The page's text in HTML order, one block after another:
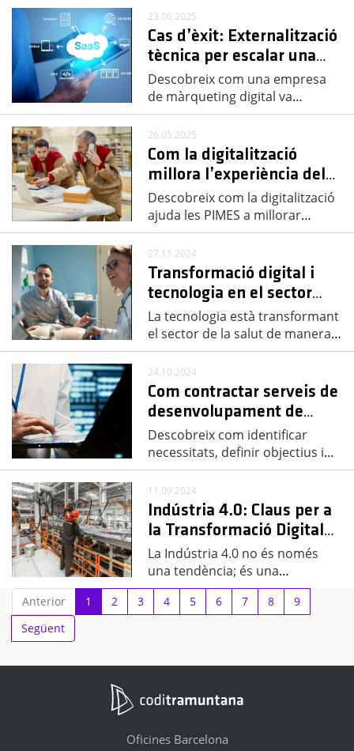
23.06.2025
Cas d’èxit: Externalització
tècnica per escalar una…
Descobreix com una empresa
de màrqueting digital va…
26.05.2025
Com la digitalització
millora l’experiència del…
Descobreix com la digitalització
ajuda les PIMES a millorar…
27.11.2024
Transformació digital i
tecnologia en el sector…
La tecnologia està transformant
el sector de la salut de manera…
24.10.2024
Com contractar serveis de
desenvolupament de…
Descobreix com identificar
necessitats, definir objectius i…
11.09.2024
Indústria 4.0: Claus per a
la Transformació Digital…
La Indústria 4.0 no és només
una tendència; és una…
Anterior 1 2 3 4 5 6 7 8
9
Següent
Oficines Barcelona